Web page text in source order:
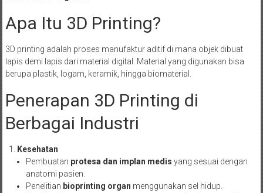
Apa Itu 3D Printing?
3D printing adalah proses manufaktur aditif di mana objek dibuat
lapis demi lapis dari material digital. Material yang digunakan bisa
berupa plastik, logam, keramik, hingga biomaterial.
Penerapan 3D Printing di
Berbagai Industri
Kesehatan
Pembuatan protesa dan implan medis yang sesuai dengan
anatomi pasien.
Penelitian bioprinting organ menggunakan sel hidup.